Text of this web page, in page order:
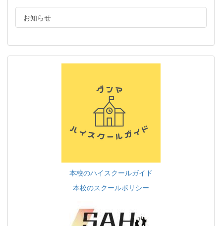
お知らせ
本校のハイスクールガイド
本校のスクールポリシー